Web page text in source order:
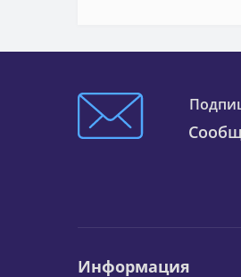
Информация